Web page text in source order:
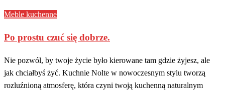
Meble kuchenne
Po prostu czuć się dobrze.
Nie pozwól, by twoje życie było kierowane tam gdzie żyjesz, ale
jak chciałbyś żyć. Kuchnie Nolte w nowoczesnym stylu tworzą
rozluźnioną atmosferę, która czyni twoją kuchenną naturalnym